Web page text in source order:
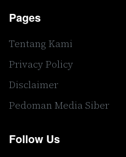
Pages
Tentang Kami
Privacy Policy
Disclaimer
Pedoman Media Siber
Follow Us